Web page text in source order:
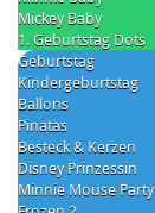
Mickey Baby
1. Geburtstag Dots
Geburtstag
Kindergeburtstag
Ballons
Pinatas
Besteck & Kerzen
Disney Prinzessin
Minnie Mouse Party